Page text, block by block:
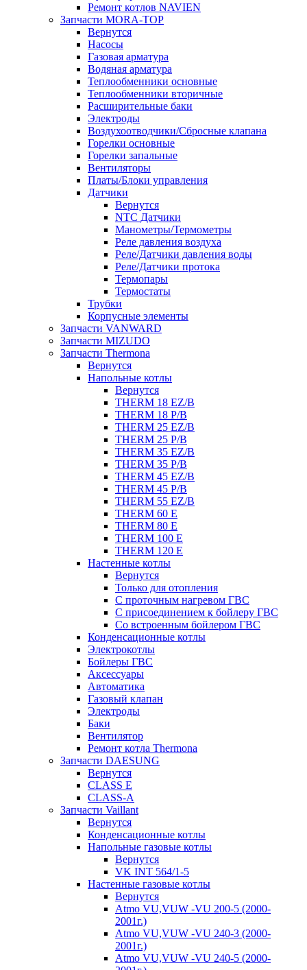
Ремонт котлов NAVIEN
Запчасти MORA-TOP
Вернутся
Насосы
Газовая арматура
Водяная арматура
Теплообменники основные
Теплообменники вторичные
Расширительные баки
Электроды
Воздухоотводчики/Сбросные клапана
Горелки основные
Горелки запальные
Вентиляторы
Платы/Блоки управления
Датчики
Вернутся
NTC Датчики
Манометры/Термометры
Реле давления воздуха
Реле/Датчики давления воды
Реле/Датчики протока
Термопары
Термостаты
Трубки
Корпусные элементы
Запчасти VANWARD
Запчасти MIZUDO
Запчасти Thermona
Вернутся
Напольные котлы
Вернутся
THERM 18 EZ/B
THERM 18 P/B
THERM 25 EZ/B
THERM 25 P/B
THERM 35 EZ/B
THERM 35 P/B
THERM 45 EZ/B
THERM 45 P/B
THERM 55 EZ/B
THERM 60 E
THERM 80 E
THERM 100 E
THERM 120 E
Настенные котлы
Вернутся
Только для отопления
С проточным нагревом ГВС
С присоединением к бойлеру ГВС
Со встроенным бойлером ГВС
Конденсационные котлы
Электрокотлы
Бойлеры ГВС
Аксессуары
Автоматика
Газовый клапан
Электроды
Баки
Вентилятор
Ремонт котла Thermona
Запчасти DAESUNG
Вернутся
CLASS E
CLASS-A
Запчасти Vaillant
Вернутся
Конденсационные котлы
Напольные газовые котлы
Вернутся
VK INT 564/1-5
Настенные газовые котлы
Вернутся
Atmo VU,VUW -VU 200-5 (2000-
2001г.)
Atmo VU,VUW -VU 240-3 (2000-
2001г.)
Atmo VU,VUW -VU 240-5 (2000-